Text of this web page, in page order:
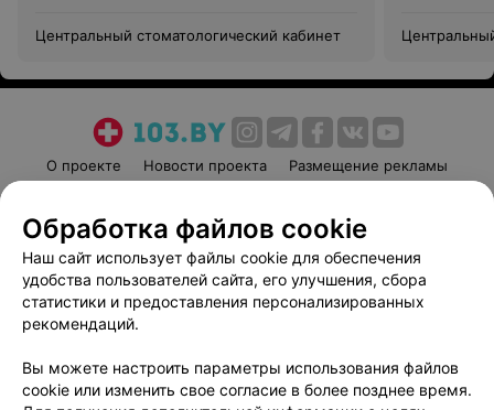
Центральный стоматологический кабинет
О проекте Новости проекта
Размещение рекламы
Пользовательское соглашение
Способы оплаты
Вакансии
Партнеры
Написать руководителю 103.by
Обработка персональных данных
Обработка файлов cookie
Наш сайт использует файлы cookie для обеспечения
удобства пользователей сайта, его улучшения, сбора
статистики и предоставления персонализированных
рекомендаций.
Вы можете настроить параметры использования файлов
cookie или изменить свое согласие в более позднее время.